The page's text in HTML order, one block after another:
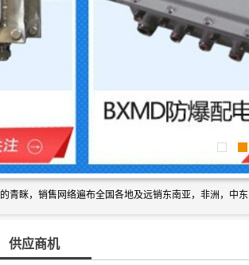
供应商机